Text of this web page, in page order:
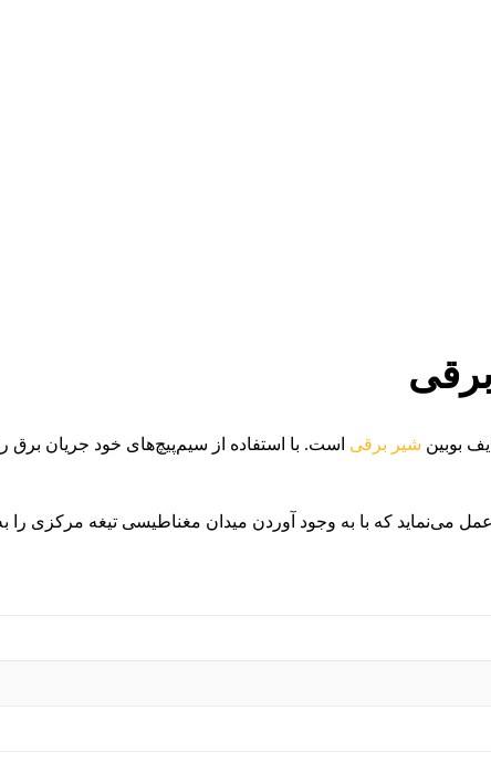
بوبین شیر برقی است. با استفاده از سیم‌پیچ‌های خود جریان
می‌نماید که با به وجود آوردن میدان مغناطیسی تیغه مرکزی را